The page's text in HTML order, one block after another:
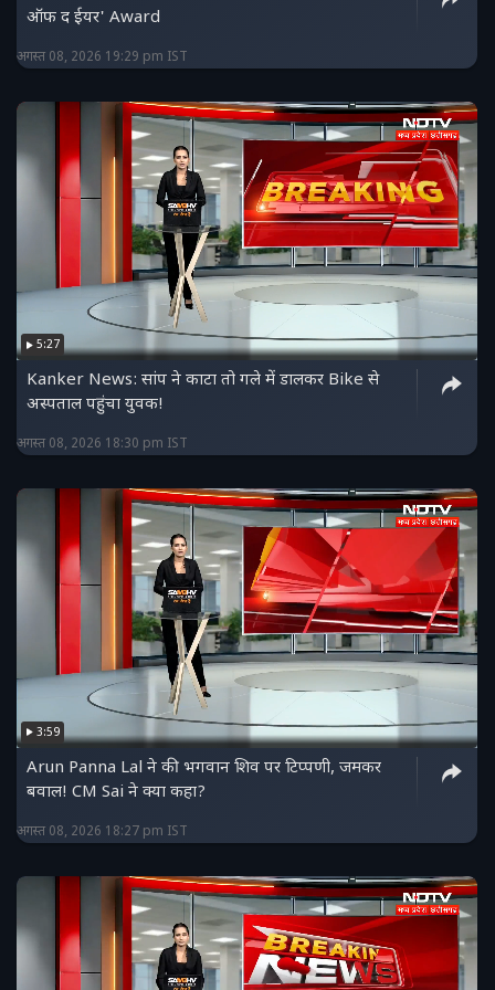
ऑफ द ईयर' Award
अगस्त 08, 2026 19:29 pm IST
5:27
Kanker News: सांप ने काटा तो गले में डालकर Bike से
अस्पताल पहुंचा युवक!
अगस्त 08, 2026 18:30 pm IST
3:59
Arun Panna Lal ने की भगवान शिव पर टिप्पणी, जमकर
बवाल! CM Sai ने क्या कहा?
अगस्त 08, 2026 18:27 pm IST